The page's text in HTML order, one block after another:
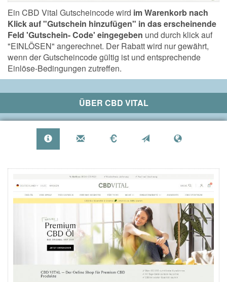
Ein CBD Vital Gutscheincode wird im Warenkorb nach
Klick auf "Gutschein hinzufügen" in das erscheinende
Feld 'Gutschein- Code' eingegeben und durch klick auf
"EINLÖSEN" angerechnet. Der Rabatt wird nur gewährt,
wenn der Gutscheincode gültig ist und entsprechende
Einlöse-Bedingungen zutreffen.
ÜBER CBD VITAL